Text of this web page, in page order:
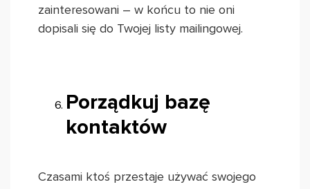
zainteresowani – w końcu to nie oni
dopisali się do Twojej listy mailingowej.
Porządkuj bazę
kontaktów
Czasami ktoś przestaje używać swojego